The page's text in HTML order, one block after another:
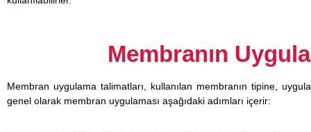
Membranın
Membran uygulama talimatları, kullanılan membranın tipine,
genel olarak membran uygulaması aşağıdaki adımları içerir: